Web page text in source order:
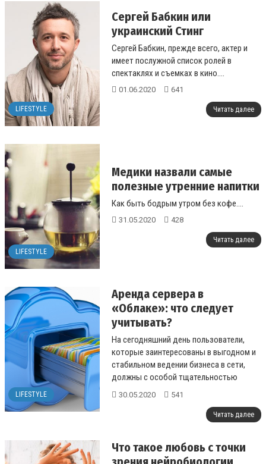
LIFESTYLE
Сергей Бабкин или
украинский Стинг
Сергей Бабкин, прежде всего, актер и
имеет послужной список ролей в
спектаклях и съемках в кино....
01.06.2020 641
Читать далее
LIFESTYLE
Медики назвали самые
полезные утренние напитки
Как быть бодрым утром без кофе....
31.05.2020 428
Читать далее
LIFESTYLE
Аренда сервера в
«Облаке»: что следует
учитывать?
На сегодняшний день пользователи,
которые заинтересованы в выгодном и
стабильном ведении бизнеса в сети,
должны с особой тщательностью
подходить к выбору сервера....
30.05.2020 541
Читать далее
Что такое любовь с точки